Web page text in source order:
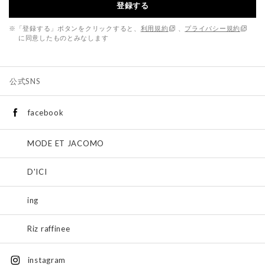
登録する
※「登録する」ボタンをクリックすると、 利用規約
プライバシー規約
に同意したものとみなします
公式SNS
facebook
MODE ET JACOMO
D'ICI
ing
Riz raffinee
instagram